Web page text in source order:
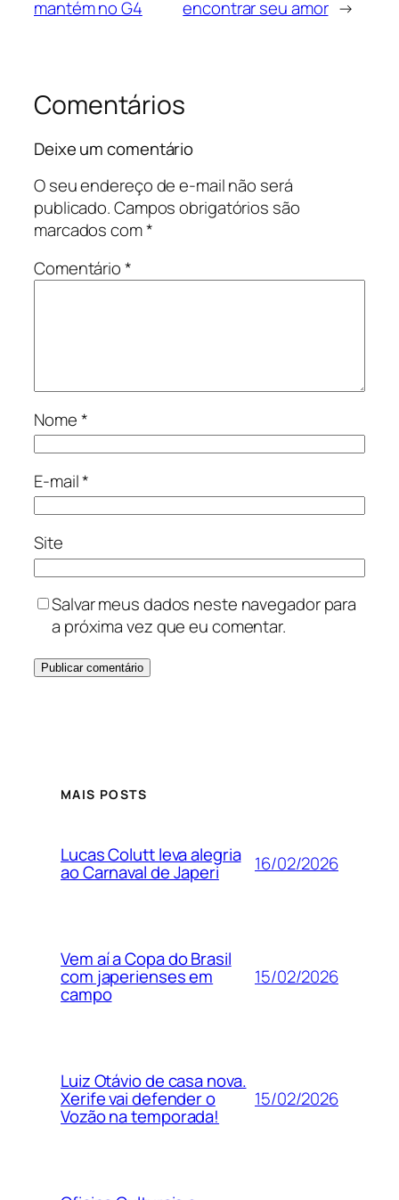
mantém no G4 encontrar seu amor →
Comentários
Deixe um comentário
O seu endereço de e-mail não será
publicado.Campos obrigatórios são
marcados com*
Comentário*
Nome*
E-mail*
Site
Salvar meus dados neste navegador para
a próxima vez que eu comentar.
MAIS POSTS
Lucas Colutt leva alegria
ao Carnaval de Japeri 16/02/2026
Vem aí a Copa do Brasil
com japerienses em
campo
15/02/2026
Luiz Otávio de casa nova.
Xerife vai defender o
Vozão na temporada!
15/02/2026